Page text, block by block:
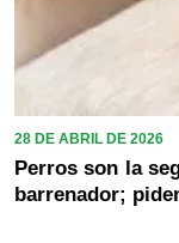
28 DE ABRIL DE 2026
Perros son la
barrenador;